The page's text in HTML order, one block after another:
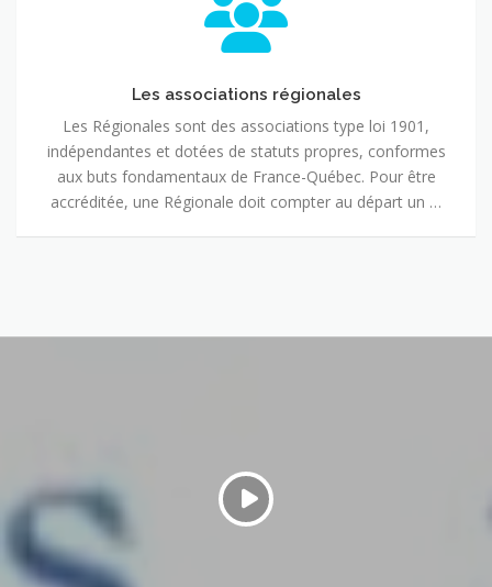
Les associations régionales
Les Régionales sont des associations type loi 1901,
indépendantes et dotées de statuts propres, conformes
aux buts fondamentaux de France-Québec. Pour être
accréditée, une Régionale doit compter au départ un …